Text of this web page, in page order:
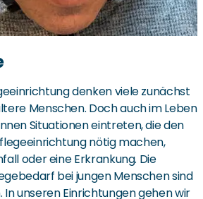
denken viele zunächst
Menschen. Doch auch im Leben
Situationen eintreten, die den
nötig machen,
oder eine Erkrankung. Die
bei jungen Menschen sind
unseren Einrichtungen gehen wir